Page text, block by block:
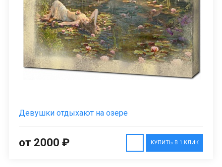
Девушки отдыхают на озере
КУПИТЬ В 1 КЛИК
от 2000 ₽